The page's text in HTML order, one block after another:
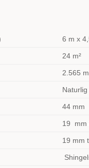
6 m x
24 m²
2.565 m
44 mm
19 mm
19 mm